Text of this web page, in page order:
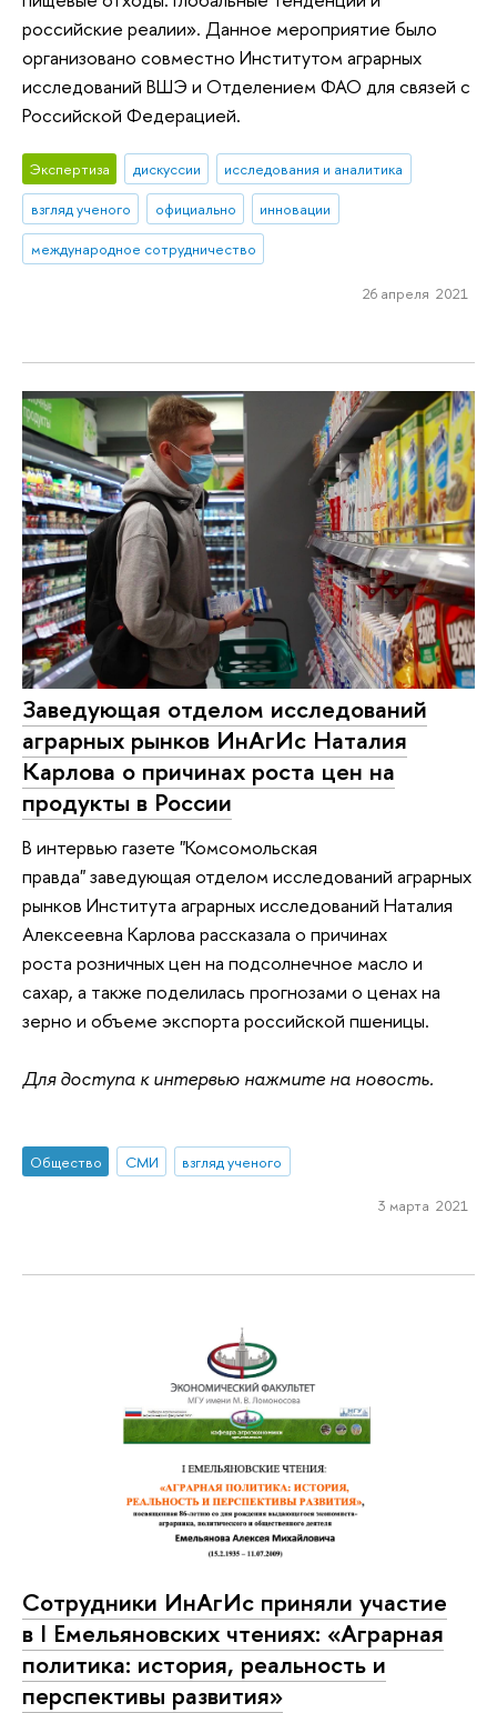
российские реалии». Данное мероприятие было
организовано совместно Институтом аграрных
исследований ВШЭ и Отделением ФАО для связей с
Российской Федерацией.
Экспертиза дискуссии
исследования и аналитика
взгляд ученого
официально
инновации
международное сотрудничество
26 апреля 2021
Заведующая отделом исследований
аграрных рынков ИнАгИс Наталия
Карлова о причинах роста цен на
продукты в России
В интервью газете "Комсомольская
правда" заведующая отделом исследований аграрных
рынков Института аграрных исследований Наталия
Алексеевна Карлова рассказала о причинах
роста розничных цен на подсолнечное масло и
сахар, а также поделилась прогнозами о ценах на
зерно и объеме экспорта российской пшеницы.
Для доступа к интервью нажмите на новость.
Общество СМИ взгляд ученого
3 марта 2021
Сотрудники ИнАгИс приняли участие
в I Емельяновских чтениях: «Аграрная
политика: история, реальность и
перспективы развития»